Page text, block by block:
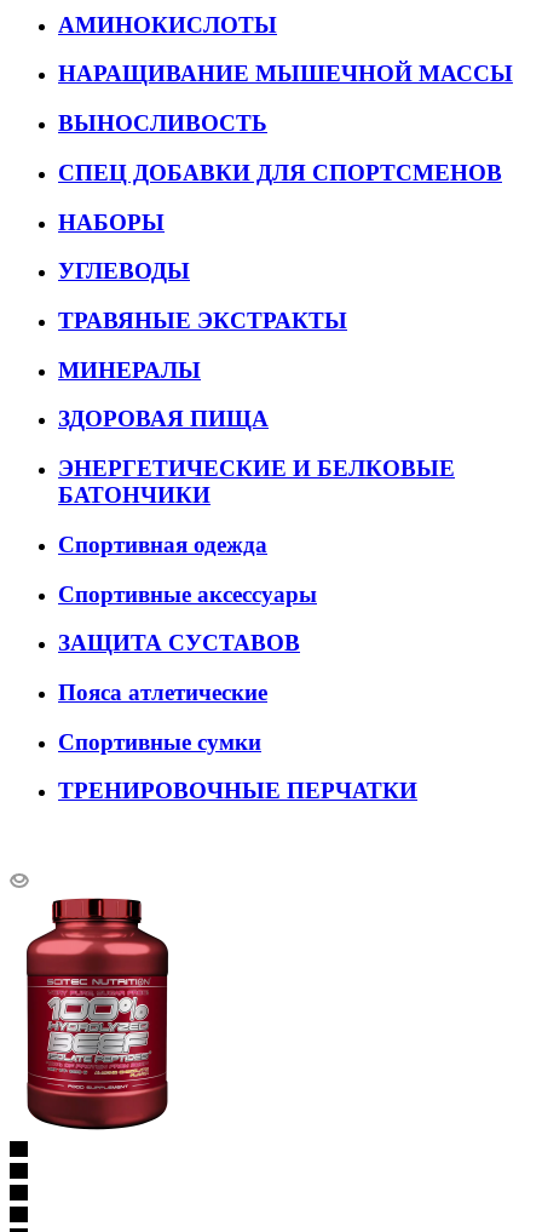
АМИНОКИСЛОТЫ
НАРАЩИВАНИЕ МЫШЕЧНОЙ МАССЫ
ВЫНОСЛИВОСТЬ
СПЕЦ ДОБАВКИ ДЛЯ СПОРТСМЕНОВ
НАБОРЫ
УГЛЕВОДЫ
ТРАВЯНЫЕ ЭКСТРАКТЫ
МИНЕРАЛЫ
ЗДОРОВАЯ ПИЩА
ЭНЕРГЕТИЧЕСКИЕ И БЕЛКОВЫЕ
БАТОНЧИКИ
Спортивная одежда
Спортивные аксессуары
ЗАЩИТА СУСТАВОВ
Пояса атлетические
Спортивные сумки
ТРЕНИРОВОЧНЫЕ ПЕРЧАТКИ